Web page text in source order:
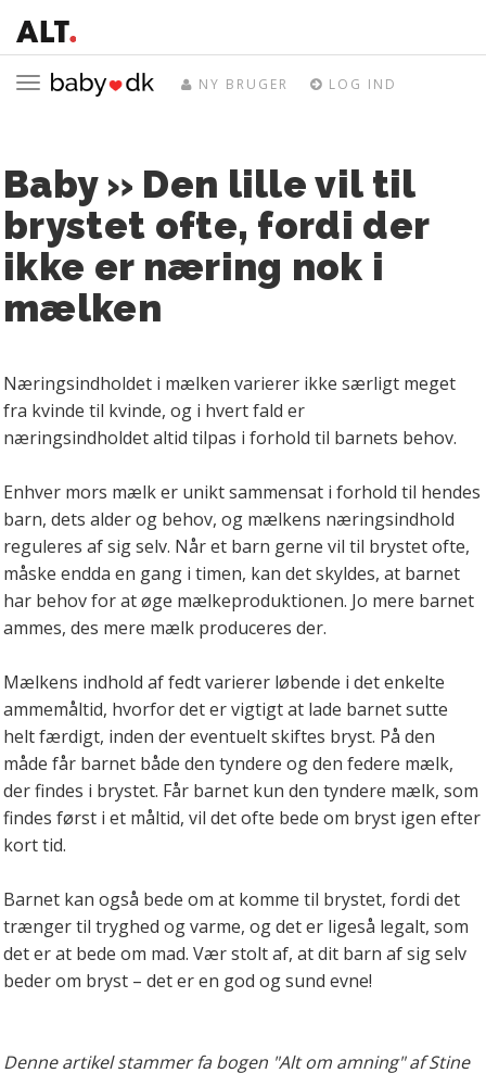
Toggle
NY BRUGER LOG IND
Baby » Den lille vil til
brystet ofte, fordi der
ikke er næring nok i
mælken
Næringsindholdet i mælken varierer ikke særligt meget
fra kvinde til kvinde, og i hvert fald er
næringsindholdet altid tilpas i forhold til barnets behov.
Enhver mors mælk er unikt sammensat i forhold til hendes
barn, dets alder og behov, og mælkens næringsindhold
reguleres af sig selv. Når et barn gerne vil til brystet ofte,
måske endda en gang i timen, kan det skyldes, at barnet
har behov for at øge mælkeproduktionen. Jo mere barnet
ammes, des mere mælk produceres der.
Mælkens indhold af fedt varierer løbende i det enkelte
ammemåltid, hvorfor det er vigtigt at lade barnet sutte
helt færdigt, inden der eventuelt skiftes bryst. På den
måde får barnet både den tyndere og den federe mælk,
der findes i brystet. Får barnet kun den tyndere mælk, som
findes først i et måltid, vil det ofte bede om bryst igen efter
kort tid.
Barnet kan også bede om at komme til brystet, fordi det
trænger til tryghed og varme, og det er ligeså legalt, som
det er at bede om mad. Vær stolt af, at dit barn af sig selv
beder om bryst – det er en god og sund evne!
Denne artikel stammer fa bogen "Alt om amning" af Stine